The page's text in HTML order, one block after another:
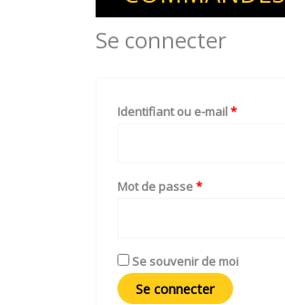
Se connecter
Identifiant ou e-mail*
Mot de passe*
Se souvenir de moi
Se connecter